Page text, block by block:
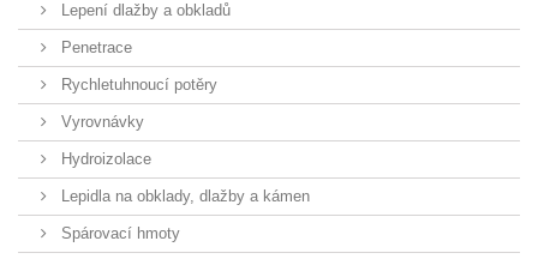
Lepení dlažby a obkladů
Penetrace
Rychletuhnoucí potěry
Vyrovnávky
Hydroizolace
Lepidla na obklady, dlažby a kámen
Spárovací hmoty